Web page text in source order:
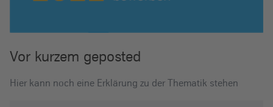
Vor kurzem geposted
Hier kann noch eine Erklärung zu der Thematik stehen